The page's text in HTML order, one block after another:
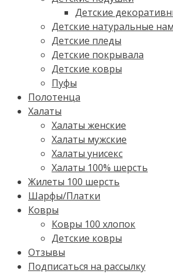
Детские
Детские натуральные
Детские пледы
Детские покрывала
Детские ковры
Пуфы
Полотенца
Халаты
Халаты женские
Халаты мужские
Халаты унисекс
Халаты 100% шерсть
Жилеты 100 шерсть
Шарфы/Платки
Ковры
Ковры 100 хлопок
Детские ковры
Отзывы
Подписаться на рассылку